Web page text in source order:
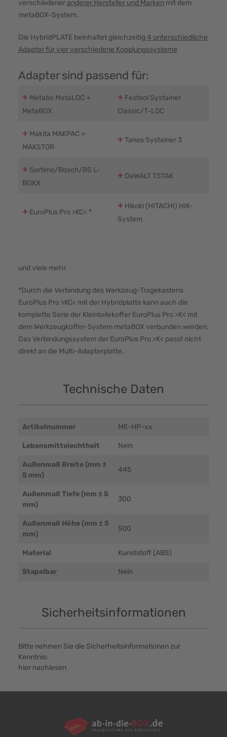
verschiedener anderer Hersteller und Markenmit dem
metaBOX-System.
Die HybridPLATE beinhaltet gleichzeitig 4 unterschiedliche
Adapter für vier verschiedene Kopplungssysteme
Adapter sind passend für:
+ Metabo MetaLOC +
MetaBOX
+ Festool Systainer
Classic/T-LOC
+ Makita MAKPAC +
MAKSTOR
+ Tanos Systainer 3
+ Sortimo/Bosch/BS L-
BOXX
+ DeWALT TSTAK
+ EuroPlus Pro >KC< *
+ Hikoki (HITACHI) HIK-
System
und viele mehr.
*Durch die Verbindung des Werkzeug-Tragekastens
EuroPlus Pro >KC< mit der Hybridplatte kann auch die
komplette Serie der Kleinteilekoffer EuroPlus Pro >K< mit
dem Werkzeugkoffer-System metaBOX verbunden werden.
Das Verbindungssystem der EuroPlus Pro >K< passt nicht
direkt an die Multi-Adapterplatte.
Technische Daten
Artikelnummer ME-HP-xx
Lebensmittelechtheit Nein
Außenmaß Breite (mm ±
5 mm)
445
Außenmaß Tiefe (mm ± 5
mm)
300
Außenmaß Höhe (mm ± 5
mm)
500
Material Kunststoff (ABS)
Stapelbar Nein
Sicherheitsinformationen
Bitte nehmen Sie die Sicherheitsinformationen zur
Kenntnis:
hier nachlesen